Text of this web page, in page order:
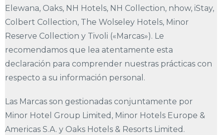
Elewana, Oaks, NH Hotels, NH Collection, nhow, iStay,
Colbert Collection, The Wolseley Hotels, Minor
Reserve Collection y Tivoli («Marcas»). Le
recomendamos que lea atentamente esta
declaración para comprender nuestras prácticas con
respecto a su información personal.
Las Marcas son gestionadas conjuntamente por
Minor Hotel Group Limited, Minor Hotels Europe &
Americas S.A. y Oaks Hotels & Resorts Limited.